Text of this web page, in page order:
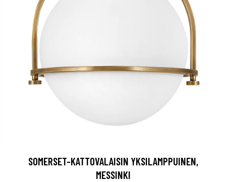
SOMERSET-KATTOVALAISIN YKSILAMPPUINEN,
MESSINKI